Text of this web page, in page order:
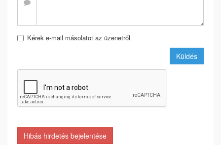
Kérek e-mail másolatot az üzenetről
Küldés
Hibás hirdetés bejelentése